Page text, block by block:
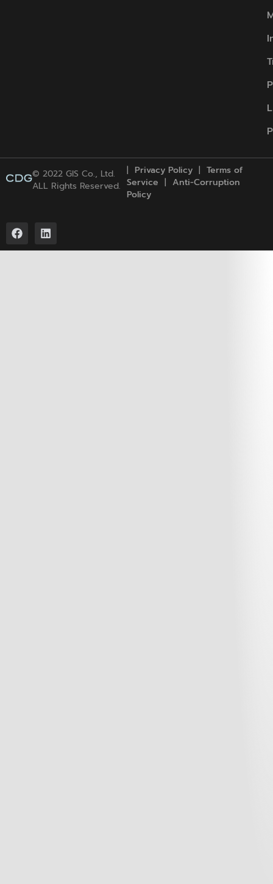
© 2022 GIS Co., Ltd.
ALL Rights Reserved.
| Privacy Policy | Termsof
Service | Anti-Corruption
Policy